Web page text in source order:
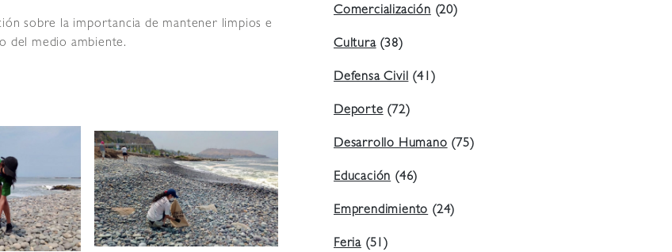
sobre la importancia de mantener limpios e
del medio ambiente.
Comercialización(20)
Cultura(38)
Defensa Civil(41)
Deporte(72)
Desarrollo Humano(75)
Educación(46)
Emprendimiento(24)
Feria (51)